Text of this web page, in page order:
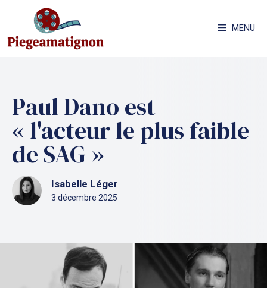
contenu
MENU
Paul Dano est
« l'acteur le plus faible
de SAG »
Isabelle Léger
3 décembre 2025